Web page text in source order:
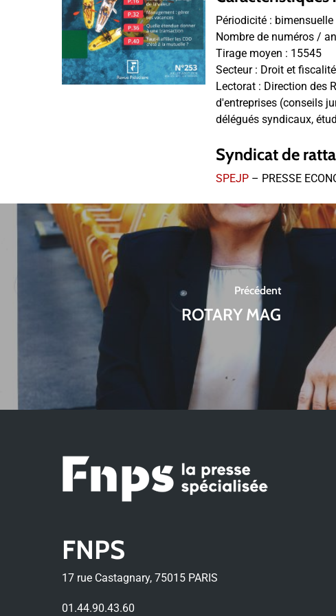
Périodicité : bimensuelle
Nombre de numéros /
Tirage moyen : 15545
Secteur : Droit et fiscalité
Lectorat : Direction des
d'entreprises (conseils
délégués syndicaux,
Syndicat de
SPEJP – PRESSE
Précédent
ROTARY MAG
FNPS
17 rue Castagnary, 75015 PARIS
01.44.90.43.60